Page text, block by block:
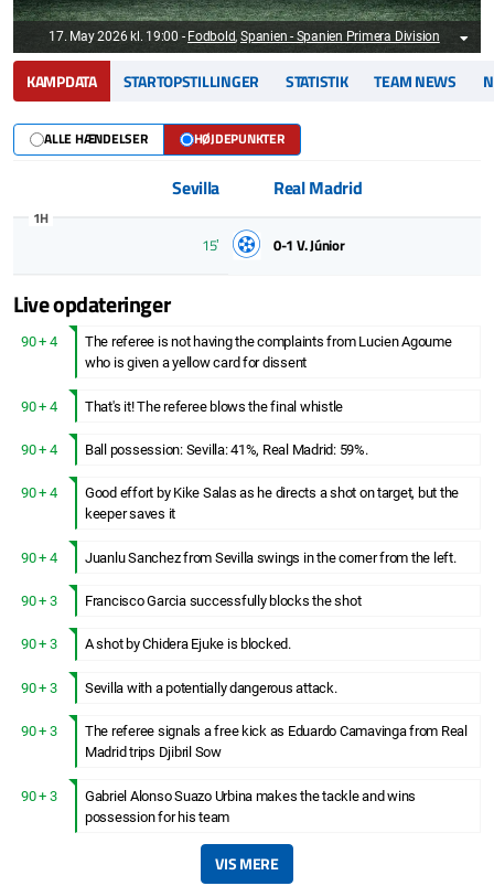
17. May 2026 kl. 19:00 - Fodbold, Spanien - Spanien Primera Division
KAMPDATA STARTOPSTILLINGER STATISTIK TEAM NEWS
ALLE HÆNDELSER HØJDEPUNKTER
Sevilla Real Madrid
15ʼ
1H
0-1 V. Júnior
Live opdateringer
90 + 4
The referee is not having the complaints from Lucien Agoume
who is given a yellow card for dissent
90 + 4 That's it! The referee blows the final whistle
90 + 4 Ball possession: Sevilla: 41%, Real Madrid: 59%.
90 + 4
Good effort by Kike Salas as he directs a shot on target, but the
keeper saves it
90 + 4 Juanlu Sanchez from Sevilla swings in the corner from the left.
90 + 3 Francisco Garcia successfully blocks the shot
90 + 3 A shot by Chidera Ejuke is blocked.
90 + 3 Sevilla with a potentially dangerous attack.
90 + 3
The referee signals a free kick as Eduardo Camavinga from Real
Madrid trips Djibril Sow
90 + 3
Gabriel Alonso Suazo Urbina makes the tackle and wins
possession for his team
VIS MERE